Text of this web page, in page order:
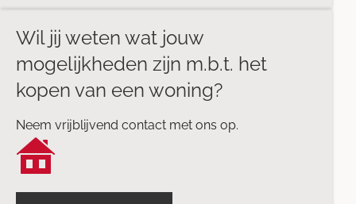
Wil jij weten wat jouw
mogelijkheden zijn m.b.t. het
kopen van een woning?
Neem vrijblijvend contact met ons op.